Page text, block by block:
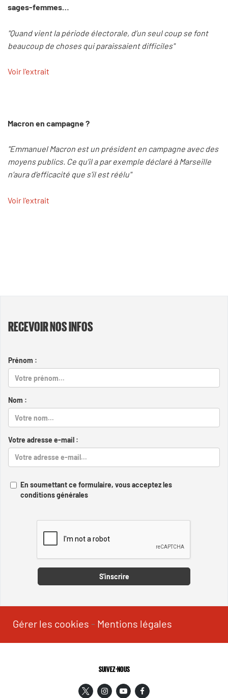
sages-femmes…
"Quand vient la période électorale, d’un seul coup se font
beaucoup de choses qui paraissaient difficiles"
Voir l'extrait
Macron en campagne ?
"Emmanuel Macron est un président en campagne avec des
moyens publics. Ce qu’il a par exemple déclaré à Marseille
n’aura d’efficacité que s'il est réélu"
Voir l'extrait
RECEVOIR NOS INFOS
Prénom :
Nom :
Votre adresse e-mail :
En soumettant ce formulaire, vous acceptez les
conditions générales
S'inscrire
Gérer les cookies - Mentions légales
SUIVEZ-NOUS